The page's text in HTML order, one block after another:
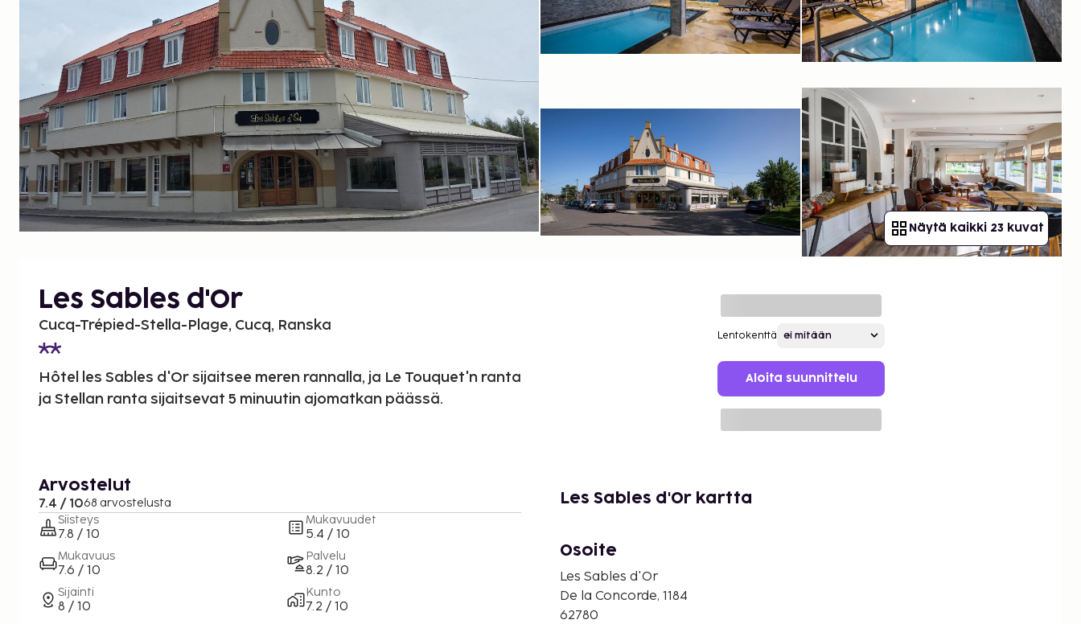
Näytä kaikki 23 kuvat
Les Sables d'Or
Cucq-Trépied-Stella-Plage, Cucq, Ranska
Hôtel les Sables d'Or sijaitsee meren rannalla, ja Le Touquet'n ranta
ja Stellan ranta sijaitsevat 5 minuutin ajomatkan päässä.
Lentokenttä
Aloita suunnittelu
Arvostelut
7.4 / 1068 arvostelusta
Siisteys
7.8 / 10
Mukavuus
7.6 / 10
Sijainti
8 / 10
Mukavuudet
5.4 / 10
Palvelu
8.2 / 10
Kunto
7.2 / 10
Les Sables d'Or kartta
Osoite
Les Sables d'Or
De la Concorde, 1184
62780